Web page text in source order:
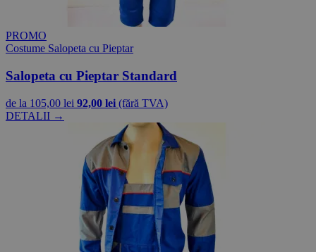
PROMO
Costume Salopeta cu Pieptar
Salopeta cu Pieptar Standard
de la 105,00 lei 92,00 lei (fără TVA)
DETALII →